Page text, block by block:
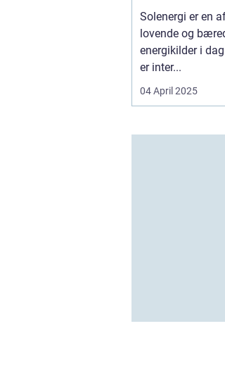
Solenergi er en
lovende og
energikilder i
er inter...
04 April 2025